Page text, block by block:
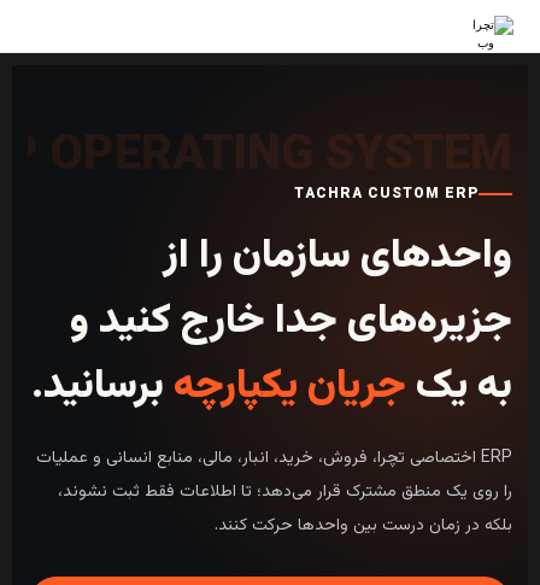
TACHRA CUSTOM ERP
واحدهای سازمان را از
جزیره‌های جدا خارج کنید و
به یکجریان یکپارچهبرسانید.
ERP اختصاصی تچرا، فروش، خرید، انبار، مالی، منابع انسانی و عملیات
را روی یک منطق مشترک قرار می‌دهد؛ تا اطلاعات فقط ثبت نشوند،
بلکه در زمان درست بین واحدها حرکت کنند.